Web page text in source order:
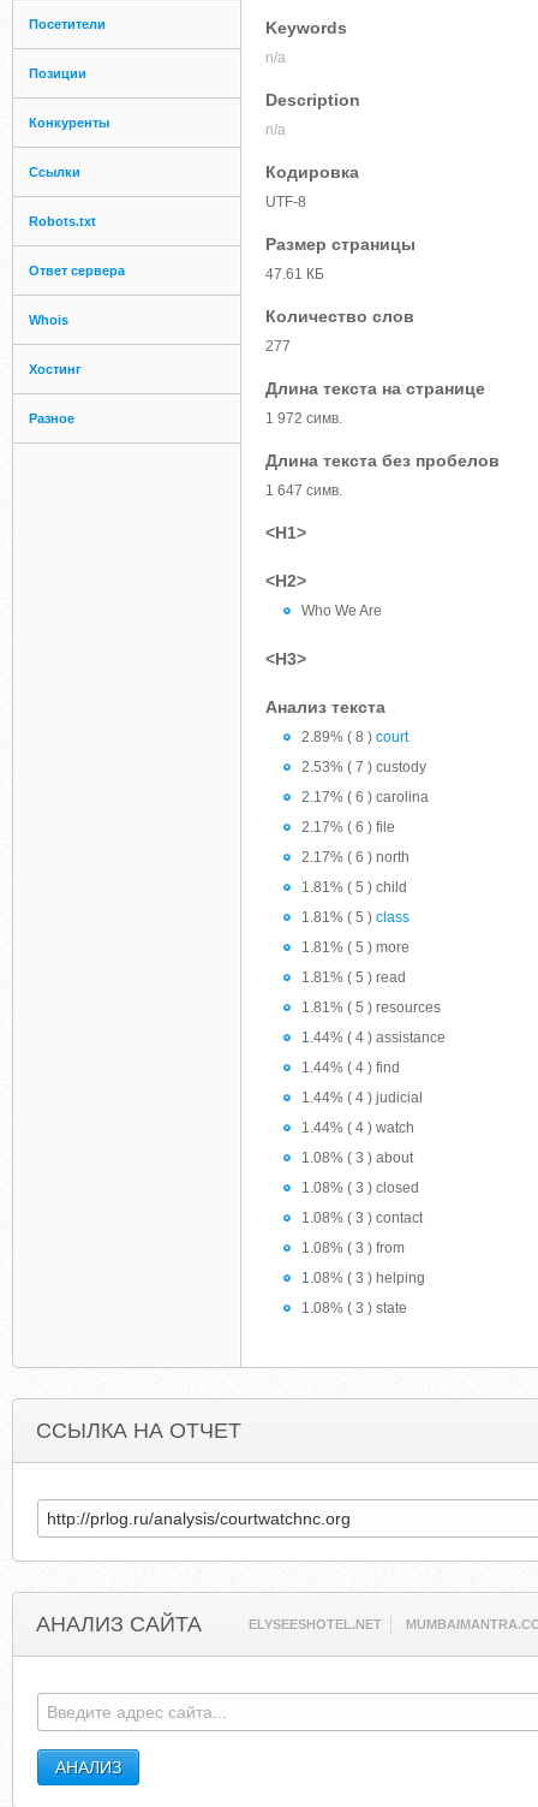
Посетители
Позиции
Конкуренты
Ссылки
Robots.txt
Ответ сервера
Whois
Хостинг
Разное
Keywords
n/a
Description
n/a
Кодировка
UTF-8
Размер страницы
47.61 КБ
Количество слов
277
Длина текста на странице
1 972 симв.
Длина текста без пробелов
1 647 симв.
<H1>
<H2>
Who We Are
<H3>
Анализ текста
2.89% ( 8 ) court
2.53% ( 7 ) custody
2.17% ( 6 ) carolina
2.17% ( 6 ) file
2.17% ( 6 ) north
1.81% ( 5 ) child
1.81% ( 5 ) class
1.81% ( 5 ) more
1.81% ( 5 ) read
1.81% ( 5 ) resources
1.44% ( 4 ) assistance
1.44% ( 4 ) find
1.44% ( 4 ) judicial
1.44% ( 4 ) watch
1.08% ( 3 ) about
1.08% ( 3 ) closed
1.08% ( 3 ) contact
1.08% ( 3 ) from
1.08% ( 3 ) helping
1.08% ( 3 ) state
ССЫЛКА НА ОТЧЕТ
АНАЛИЗ САЙТА ELYSEESHOTEL.NET